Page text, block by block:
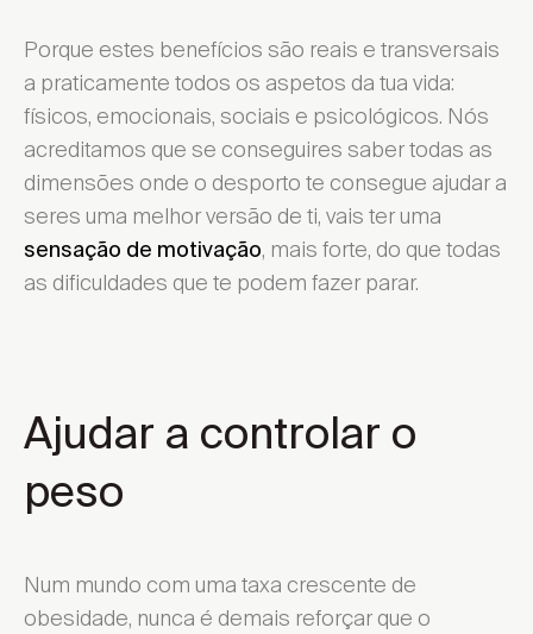
Porque estes benefícios são reais e transversais
a praticamente todos os aspetos da tua vida:
físicos, emocionais, sociais e psicológicos. Nós
acreditamos que se conseguires saber todas as
dimensões onde o desporto te consegue ajudar a
seres uma melhor versão de ti, vais ter uma
sensação de motivação, mais forte, do que todas
as dificuldades que te podem fazer parar.
Ajudar a controlar o
peso
Num mundo com uma taxa crescente de
obesidade, nunca é demais reforçar que o